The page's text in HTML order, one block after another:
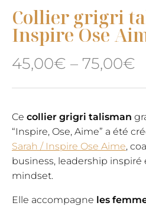
Collier grigri
Inspire Ose
45,00€ – 75,00€
Ce collier grigri talisman
“Inspire, Ose, Aime” a été
Sarah / Inspire Ose Aime,
business, leadership
mindset.
Elle accompagne les